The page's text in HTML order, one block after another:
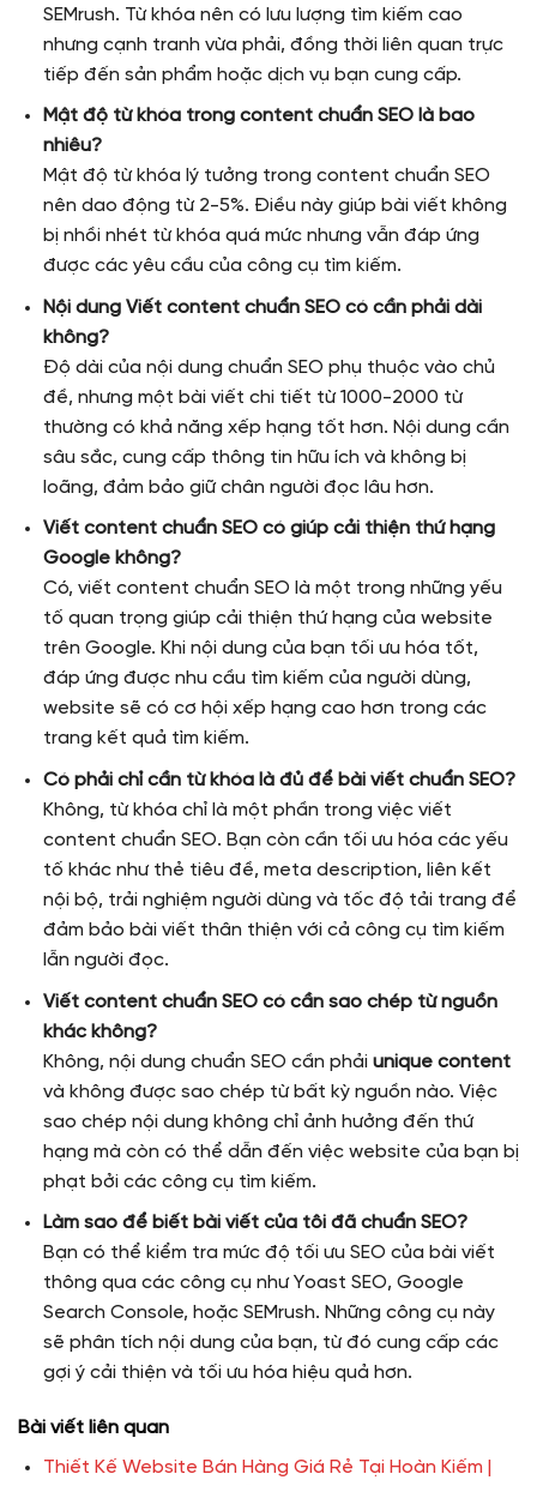
SEMrush. Từ khóa nên có lưu lượng tìm kiếm cao
nhưng cạnh tranh vừa phải, đồng thời liên quan trực
tiếp đến sản phẩm hoặc dịch vụ bạn cung cấp.
Mật độ từ khóa trong content chuẩn SEO là bao
nhiêu?
Mật độ từ khóa lý tưởng trong content chuẩn SEO
nên dao động từ 2-5%. Điều này giúp bài viết không
bị nhồi nhét từ khóa quá mức nhưng vẫn đáp ứng
được các yêu cầu của công cụ tìm kiếm.
Nội dung Viết content chuẩn SEO có cần phải dài
không?
Độ dài của nội dung chuẩn SEO phụ thuộc vào chủ
đề, nhưng một bài viết chi tiết từ 1000-2000 từ
thường có khả năng xếp hạng tốt hơn. Nội dung cần
sâu sắc, cung cấp thông tin hữu ích và không bị
loãng, đảm bảo giữ chân người đọc lâu hơn.
Viết content chuẩn SEO có giúp cải thiện thứ hạng
Google không?
Có, viết content chuẩn SEO là một trong những yếu
tố quan trọng giúp cải thiện thứ hạng của website
trên Google. Khi nội dung của bạn tối ưu hóa tốt,
đáp ứng được nhu cầu tìm kiếm của người dùng,
website sẽ có cơ hội xếp hạng cao hơn trong các
trang kết quả tìm kiếm.
Có phải chỉ cần từ khóa là đủ để bài viết chuẩn SEO?
Không, từ khóa chỉ là một phần trong việc viết
content chuẩn SEO. Bạn còn cần tối ưu hóa các yếu
tố khác như thẻ tiêu đề, meta description, liên kết
nội bộ, trải nghiệm người dùng và tốc độ tải trang để
đảm bảo bài viết thân thiện với cả công cụ tìm kiếm
lẫn người đọc.
Viết content chuẩn SEO có cần sao chép từ nguồn
khác không?
Không, nội dung chuẩn SEO cần phải unique content
và không được sao chép từ bất kỳ nguồn nào. Việc
sao chép nội dung không chỉ ảnh hưởng đến thứ
hạng mà còn có thể dẫn đến việc website của bạn bị
phạt bởi các công cụ tìm kiếm.
Làm sao để biết bài viết của tôi đã chuẩn SEO?
Bạn có thể kiểm tra mức độ tối ưu SEO của bài viết
thông qua các công cụ như Yoast SEO, Google
Search Console, hoặc SEMrush. Những công cụ này
sẽ phân tích nội dung của bạn, từ đó cung cấp các
gợi ý cải thiện và tối ưu hóa hiệu quả hơn.
Bài viết liên quan
Thiết Kế Website Bán Hàng Giá Rẻ Tại Hoàn Kiếm |